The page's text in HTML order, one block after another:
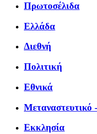
Πρωτοσέλιδα
Ελλάδα
Διεθνή
Πολιτική
Εθνικά
Μεταναστευτικό
Εκκλησία